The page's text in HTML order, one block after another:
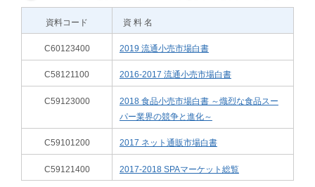
資料コード 資 料 名
C60123400 2019 流通小売市場白書
C58121100 2016-2017 流通小売市場白書
C59123000
2018 食品小売市場白書 ～熾烈な食品スー
パー業界の競争と進化～
C59101200 2017 ネット通販市場白書
C59121400 2017-2018 SPAマーケット総覧